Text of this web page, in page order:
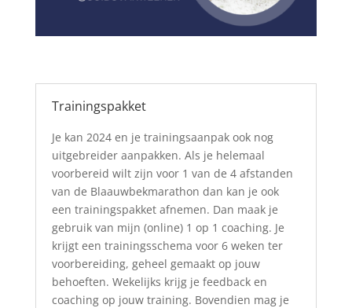
Trainingspakket
Je kan 2024 en je trainingsaanpak ook nog
uitgebreider aanpakken. Als je helemaal
voorbereid wilt zijn voor 1 van de 4 afstanden
van de Blaauwbekmarathon dan kan je ook
een trainingspakket afnemen. Dan maak je
gebruik van mijn (online) 1 op 1 coaching. Je
krijgt een trainingsschema voor 6 weken ter
voorbereiding, geheel gemaakt op jouw
behoeften. Wekelijks krijg je feedback en
coaching op jouw training. Bovendien mag je